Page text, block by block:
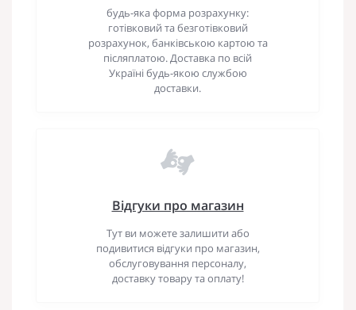
будь-яка форма розрахунку:
готівковий та безготівковий
розрахунок, банківською картою та
післяплатою. Доставка по всій
Україні будь-якою службою
доставки.
Відгуки про магазин
Тут ви можете залишити або
подивитися відгуки про магазин,
обслуговування персоналу,
доставку товару та оплату!